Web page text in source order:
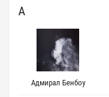
А
Адмирал Бенбоу